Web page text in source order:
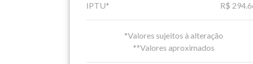
IPTU*
R$
*Valores sujeitos à alteração
**Valores aproximados